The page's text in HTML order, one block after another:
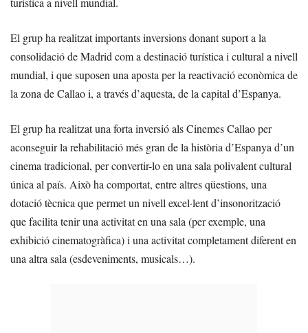
El grup ha realitzat importants inversions donant suport a la
consolidació de Madrid com a destinació turística i cultural a nivell
mundial, i que suposen una aposta per la reactivació econòmica de
la zona de Callao i, a través d’aquesta, de la capital d’Espanya.
El grup ha realitzat una forta inversió als Cinemes Callao per
aconseguir la rehabilitació més gran de la història d’Espanya d’un
cinema tradicional, per convertir-lo en una sala polivalent cultural
única al país. Això ha comportat, entre altres qüestions, una
dotació tècnica que permet un nivell excel·lent d’insonorització
que facilita tenir una activitat en una sala (per exemple, una
exhibició cinematogràfica) i una activitat completament diferent en
una altra sala (esdeveniments, musicals…).